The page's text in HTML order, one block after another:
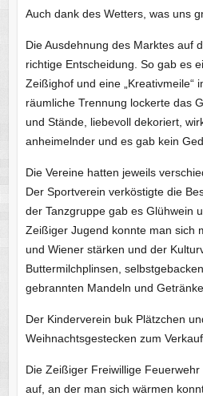
Auch dank des Wetters, was uns
Die Ausdehnung des Marktes auf
richtige Entscheidung. So gab es
Zeißighof und eine „Kreativmeile“
räumliche Trennung lockerte das
und Stände, liebevoll dekoriert,
anheimelnder und es gab kein
Die Vereine hatten jeweils
Der Sportverein verköstigte die
der Tanzgruppe gab es Glühwein
Zeißiger Jugend konnte man sich
und Wiener stärken und der
Buttermilchplinsen,
gebrannten Mandeln und
Der Kinderverein buk Plätzchen
Weihnachtsgestecken zum Verkauf
Die Zeißiger Freiwillige
auf, an der man sich wärmen